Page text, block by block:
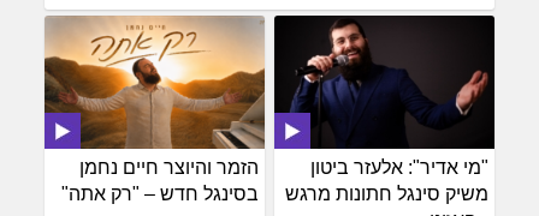
הזמר והיוצר חיים נחמן
בסינגל חדש – "רק אתה"
"מי אדיר": אלעזר ביטון
משיק סינגל חתונות מרגש